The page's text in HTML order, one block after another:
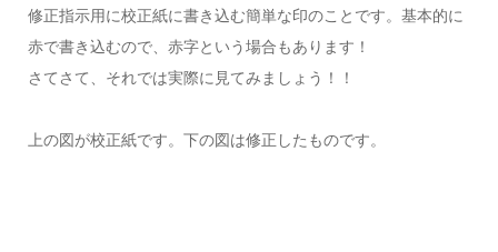
修正指示用に校正紙に書き込む簡単な印のことです。基本的に
赤で書き込むので、赤字という場合もあります！
さてさて、それでは実際に見てみましょう！！
上の図が校正紙です。下の図は修正したものです。